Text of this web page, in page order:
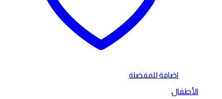
اضافة للمفضلة
الأطفال